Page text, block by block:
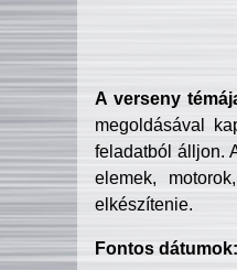
A verseny
megoldásával
feladatból álljon.
elemek,
elkészítenie.
Fontos dátumok: